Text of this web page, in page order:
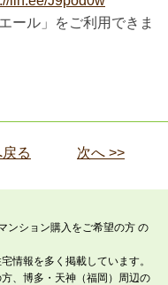
ール」をご利用できま
る 次へ >>
ンション購入をご希望の方 の
情報を多く掲載しています。
、博多・天神（福岡）周辺の